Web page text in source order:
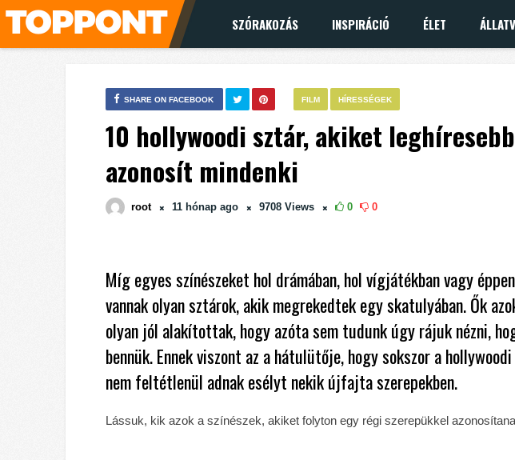
SZÓRAKOZÁS INSPIRÁCIÓ ÉLET
FILM HÍRESSÉGEK
SHARE ON FACEBOOK
10 hollywoodi sztár, akiket
azonosít mindenki
root 11 hónap ago 9708 Views 0 0
Míg egyes színészeket hol drámában, hol vígjátékban vagy
vannak olyan sztárok, akik megrekedtek egy skatulyában. Ők
olyan jól alakítottak, hogy azóta sem tudunk úgy rájuk nézni,
bennük. Ennek viszont az a hátulütője, hogy sokszor a
nem feltétlenül adnak esélyt nekik újfajta szerepekben.
Lássuk, kik azok a színészek, akiket folyton egy régi szerepükkel